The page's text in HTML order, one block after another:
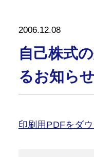
2006.12.08
自己株式
るお知らせ
印刷用PDFをダ